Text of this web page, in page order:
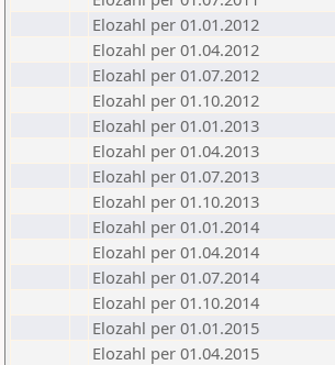
Elozahl per 01.01.2012
Elozahl per 01.04.2012
Elozahl per 01.07.2012
Elozahl per 01.10.2012
Elozahl per 01.01.2013
Elozahl per 01.04.2013
Elozahl per 01.07.2013
Elozahl per 01.10.2013
Elozahl per 01.01.2014
Elozahl per 01.04.2014
Elozahl per 01.07.2014
Elozahl per 01.10.2014
Elozahl per 01.01.2015
Elozahl per 01.04.2015